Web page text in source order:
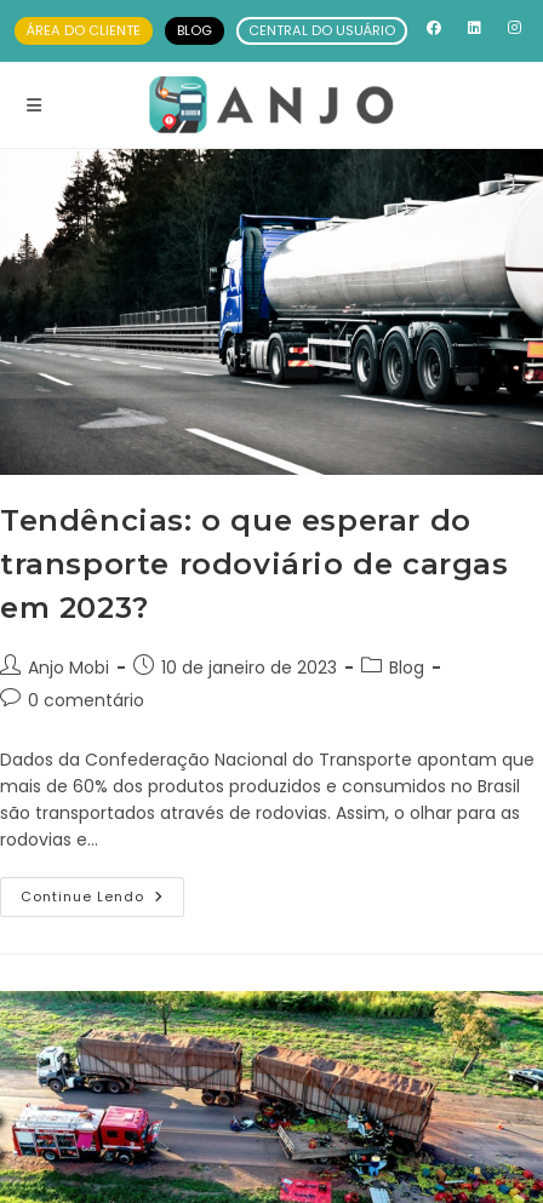
ÁREA DO CLIENTE BLOG CENTRAL DO USUÁRIO
Tendências: o que esperar do
transporte rodoviário de cargas
em 2023?
Anjo Mobi 10 de janeiro de 2023
Blog
0 comentário
Dados da Confederação Nacional do Transporte apontam que
mais de 60% dos produtos produzidos e consumidos no Brasil
são transportados através de rodovias. Assim, o olhar para as
rodovias e…
Continue Lendo